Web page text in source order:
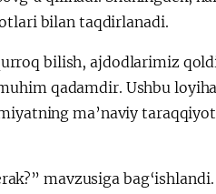
bilan taqdirlanadi.
bilish, ajdodlarimiz
qadamdir. Ushbu
ma’naviy
mavzusiga